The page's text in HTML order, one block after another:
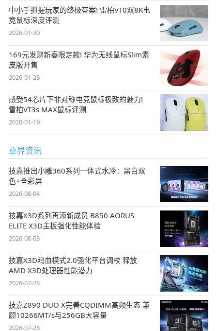
中小手抓握玩家的终极答案! 雷柏VT0双8K电
竞鼠标深度评测
2026-01-30
169元发财新春限定款! 华为无线鼠标Slim素
皮版开售
2026-01-28
感受54芯片下非对称电竞鼠标极致的魅力!
雷柏VT3s MAX鼠标评测
2026-01-19
业界资讯
技嘉推出小雕360系列一体式水冷：黑白双
色+全彩屏
2026-08-04
技嘉X3D系列再添新成员 B850 AORUS
ELITE X3D主板强化性能体验
2026-08-03
技嘉X3D鸡血模式2.0强化平台调校 释放
AMD X3D处理器性能潜力
2026-07-28
技嘉Z890 DUO X完善CQDIMM高频生态 兼
顾10266MT/s与256GB大容量
2026-07-28